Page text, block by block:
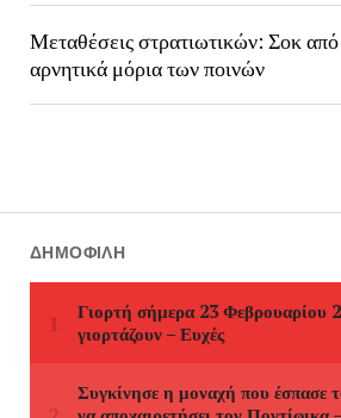
Μεταθέσεις στρατιωτικών: Σοκ από
αρνητικά μόρια των ποινών
ΔΗΜΟΦΙΛΉ